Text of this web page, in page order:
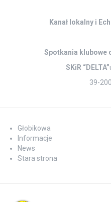
Kanał lokalny i
Spotkania klubowe
SKiR “DELTA”
39-
Głobikowa
Informacje
News
Stara strona